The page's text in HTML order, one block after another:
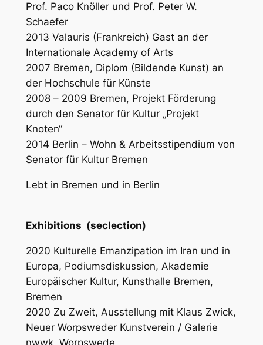
Prof. Paco Knöller und Prof. Peter W.
Schaefer
2013 Valauris (Frankreich) Gast an der
Internationale Academy of Arts
2007 Bremen, Diplom (Bildende Kunst) an
der Hochschule für Künste
2008 – 2009 Bremen, Projekt Förderung
durch den Senator für Kultur „Projekt
Knoten“
2014 Berlin – Wohn & Arbeitsstipendium von
Senator für Kultur Bremen
Lebt in Bremen und in Berlin
Exhibitions (seclection)
2020 Kulturelle Emanzipation im Iran und in
Europa, Podiumsdiskussion, Akademie
Europäischer Kultur, Kunsthalle Bremen,
Bremen
2020 Zu Zweit, Ausstellung mit Klaus Zwick,
Neuer Worpsweder Kunstverein / Galerie
nwwk, Worpswede